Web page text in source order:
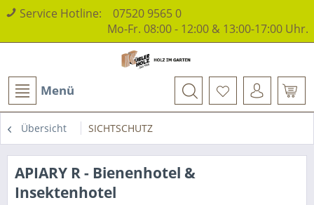
Service Hotline: 07520 9565 0
Mo-Fr. 08:00 - 12:00 & 13:00-17:00 Uhr.
Menü
Übersicht SICHTSCHUTZ
APIARY R - Bienenhotel &
Insektenhotel